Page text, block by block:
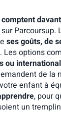
Parcoursup.
ses goûts, de
. Les options
ou
de la
enfant à
, pour
un